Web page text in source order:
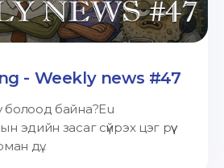
- Weekly news #47
болоод байна?Eu
эдийн засаг сүйрэх цэг рүү
дү...